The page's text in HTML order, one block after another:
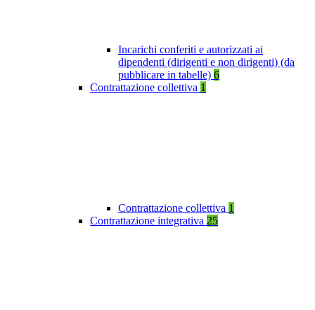
Incarichi conferiti e autorizzati ai
dipendenti (dirigenti e non dirigenti) (da
pubblicare in tabelle) 6
Contrattazione collettiva 1
Contrattazione collettiva 1
Contrattazione integrativa 25